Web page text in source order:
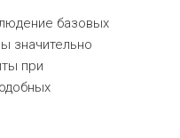
базовых
значительно
при